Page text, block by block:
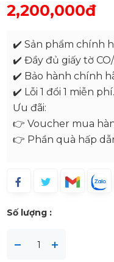
2,200,000đ
✔️ Sản phẩm chính
✔️ Đầy đủ giấy tờ CO/
✔️ Bảo hành chính
✔️ Lỗi 1 đổi 1 miễn phí.
Ưu đãi:
👉 Voucher mua
👉 Phần quà hấp
Số lượng :